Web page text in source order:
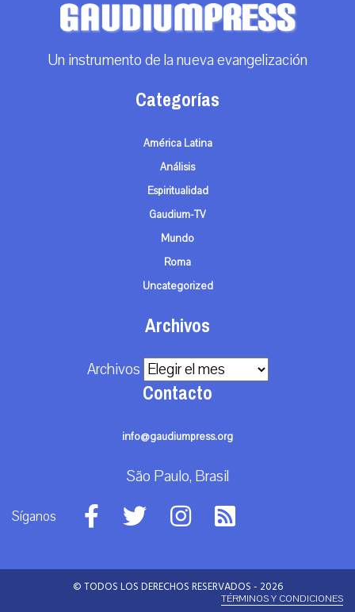
Un instrumento de la nueva evangelización
Categorías
América Latina
Análisis
Espiritualidad
Gaudium-TV
Mundo
Roma
Uncategorized
Archivos
Archivos
Contacto
info@gaudiumpress.org
São Paulo, Brasil
Síganos
© TODOS LOS DERECHOS RESERVADOS - 2026
TÉRMINOS Y CONDICIONES